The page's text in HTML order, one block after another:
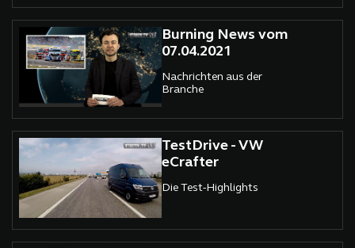
Burning News vom
07.04.2021
Nachrichten aus der
Branche
TestDrive - VW
eCrafter
Die Test-Highlights